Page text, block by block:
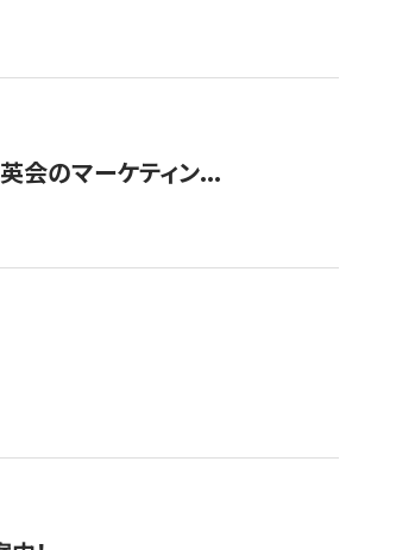
英会のマーケティン...